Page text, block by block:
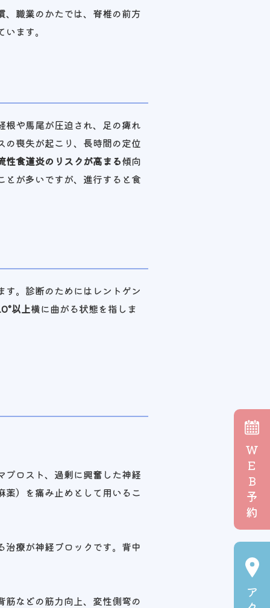
W
E
B
予
約
ア
、職業のかたでは、脊椎の前方
ます。
や馬尾が圧迫され、足の痺れ
喪失が起こり、長時間の定位
性食道炎のリスクが高まる傾向
が多いですが、進行すると食
。診断のためにはレントゲン
以上横に曲がる状態を指しま
ロスト、過剰に興奮した神経
）を痛み止めとして用いるこ
療が神経ブロックです。背中
などの筋力向上、変性側弯の